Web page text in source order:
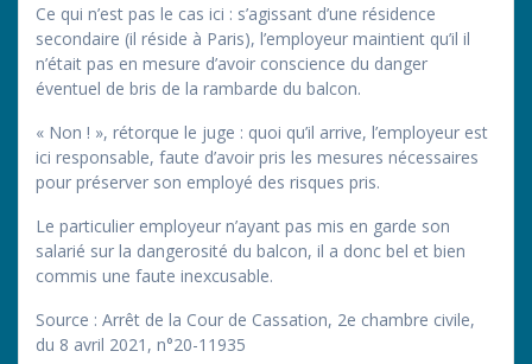
Ce qui n’est pas le cas ici : s’agissant d’une résidence
secondaire (il réside à Paris), l’employeur maintient qu’il il
n’était pas en mesure d’avoir conscience du danger
éventuel de bris de la rambarde du balcon.
« Non ! », rétorque le juge : quoi qu’il arrive, l’employeur est
ici responsable, faute d’avoir pris les mesures nécessaires
pour préserver son employé des risques pris.
Le particulier employeur n’ayant pas mis en garde son
salarié sur la dangerosité du balcon, il a donc bel et bien
commis une faute inexcusable.
Source : Arrêt de la Cour de Cassation, 2e chambre civile,
du 8 avril 2021, n°20-11935